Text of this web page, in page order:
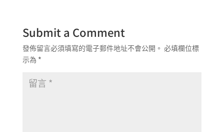
Submit a Comment
發佈留言必須填寫的電子郵件地址不會公開。 必填欄位標
示為 *